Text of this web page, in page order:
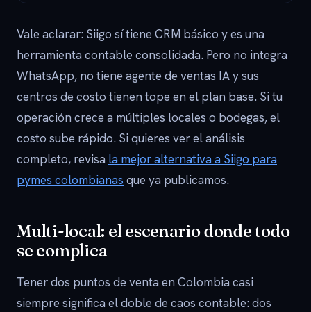
Vale aclarar: Siigo sí tiene CRM básico y es una
herramienta contable consolidada. Pero no integra
WhatsApp, no tiene agente de ventas IA y sus
centros de costo tienen tope en el plan base. Si tu
operación crece a múltiples locales o bodegas, el
costo sube rápido. Si quieres ver el análisis
completo, revisa la mejor alternativa a Siigo para
pymes colombianas que ya publicamos.
Multi-local: el escenario donde todo
se complica
Tener dos puntos de venta en Colombia casi
siempre significa el doble de caos contable: dos